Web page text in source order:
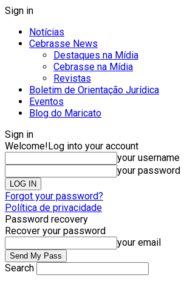
Sign in
Notícias
Cebrasse News
Destaques na Mídia
Cebrasse na Mídia
Revistas
Boletim de Orientação Jurídica
Eventos
Blog do Maricato
Sign in
Welcome!Log into your account
your username
your password
Forgot your password?
Política de privacidade
Password recovery
Recover your password
your email
Search